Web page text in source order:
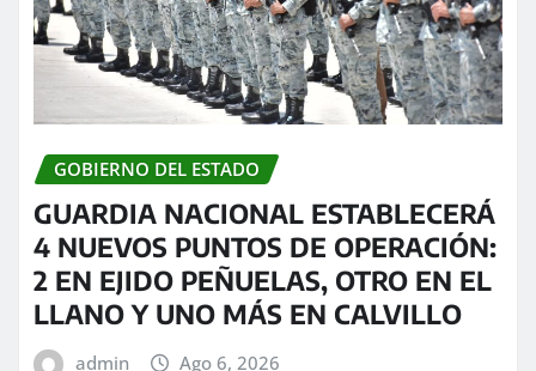
GOBIERNO DEL ESTADO
GUARDIA NACIONAL ESTABLECERÁ
4 NUEVOS PUNTOS DE OPERACIÓN:
2 EN EJIDO PEÑUELAS, OTRO EN EL
LLANO Y UNO MÁS EN CALVILLO
admin Ago 6, 2026